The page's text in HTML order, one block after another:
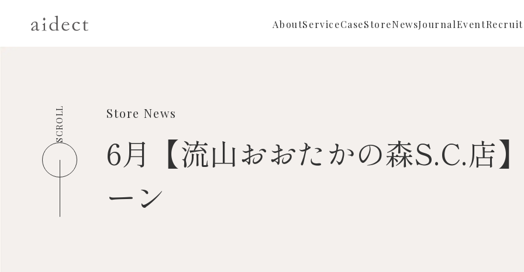
AboutService
Buying
CaseStoreNewsJournalEventRecruit
Store News
6月【流山おおたかの森S.C.店
ーン
SCROLL